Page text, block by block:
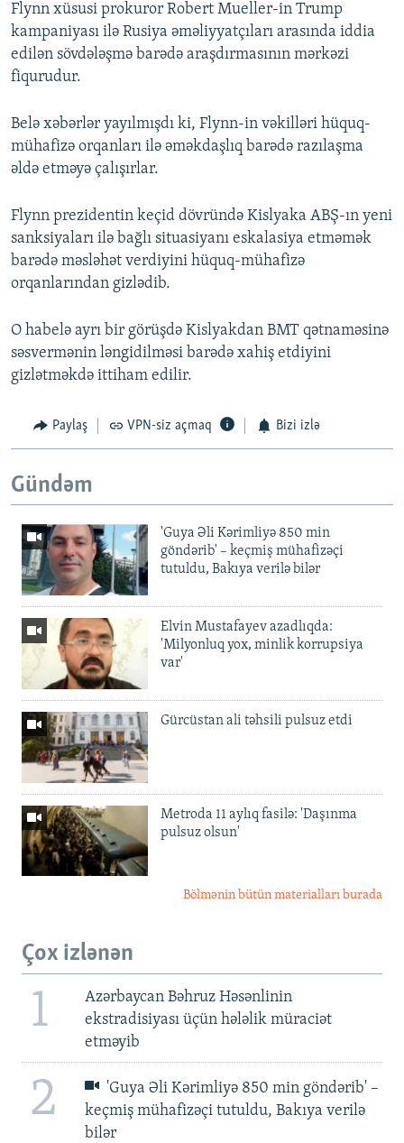
Flynn xüsusi prokuror Robert Mueller-in Trump
kampaniyası ilə Rusiya əməliyyatçıları arasında iddia
edilən sövdələşmə barədə araşdırmasının mərkəzi
fiqurudur.
Belə xəbərlər yayılmışdı ki, Flynn-in vəkilləri hüquq-
mühafizə orqanları ilə əməkdaşlıq barədə razılaşma
əldə etməyə çalışırlar.
Flynn prezidentin keçid dövründə Kislyaka ABŞ-ın yeni
sanksiyaları ilə bağlı situasiyanı eskalasiya etməmək
barədə məsləhət verdiyini hüquq-mühafizə
orqanlarından gizlədib.
O habelə ayrı bir görüşdə Kislyakdan BMT qətnaməsinə
səsvermənin ləngidilməsi barədə xahiş etdiyini
gizlətməkdə ittiham edilir.
Paylaş VPN-siz açmaq Bizi izlə
Gündəm
'Guya Əli Kərimliyə 850 min
göndərib' – keçmiş mühafizəçi
tutuldu, Bakıya verilə bilər
Elvin Mustafayev azadlıqda:
'Milyonluq yox, minlik korrupsiya
var'
Gürcüstan ali təhsili pulsuz etdi
Metroda 11 aylıq fasilə: 'Daşınma
pulsuz olsun'
Bölmənin bütün materialları burada
Çox izlənən
1
Azərbaycan Bəhruz Həsənlinin
ekstradisiyası üçün hələlik müraciət
etməyib
2
'Guya Əli Kərimliyə 850 min göndərib' –
keçmiş mühafizəçi tutuldu, Bakıya verilə
bilər